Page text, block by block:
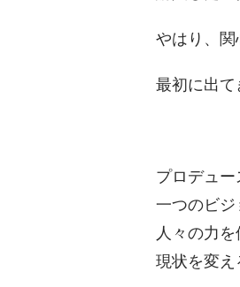
やはり、関
最初に出て
プロデュー
一つのビジ
人々の力
現状を変え